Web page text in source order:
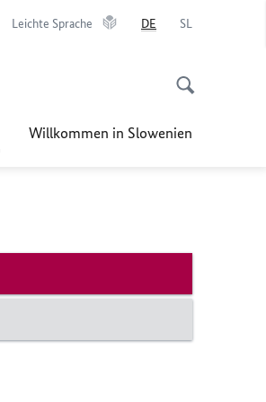
Leichte Sprache DE SL
Willkommen in Slowenien